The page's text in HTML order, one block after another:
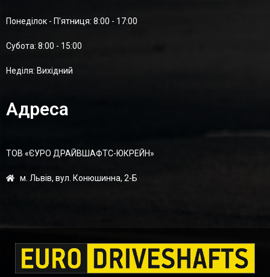
Понеділок - П'ятниця: 8:00 - 17:00
Суботa: 8:00 - 15:00
Неділя: Вихідний
Адреса
ТОВ «ЄУРО ДРАЙВШАФТC-ЮКРЕЙН»
м. Львів, вул. Конюшинна, 2-Б